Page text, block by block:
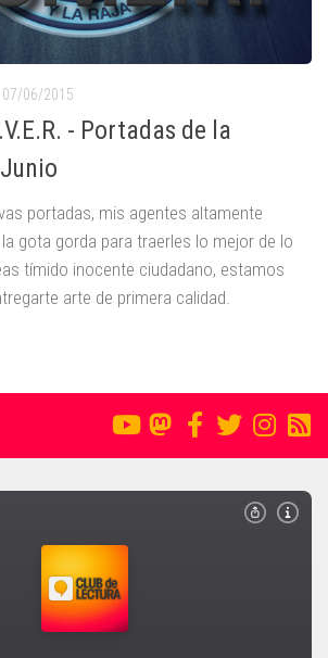
07/06/2015
- Portadas de la
portadas, mis agentes altamente
gota gorda para traerles lo mejor de lo
tímido inocente ciudadano, estamos
arte de primera calidad.